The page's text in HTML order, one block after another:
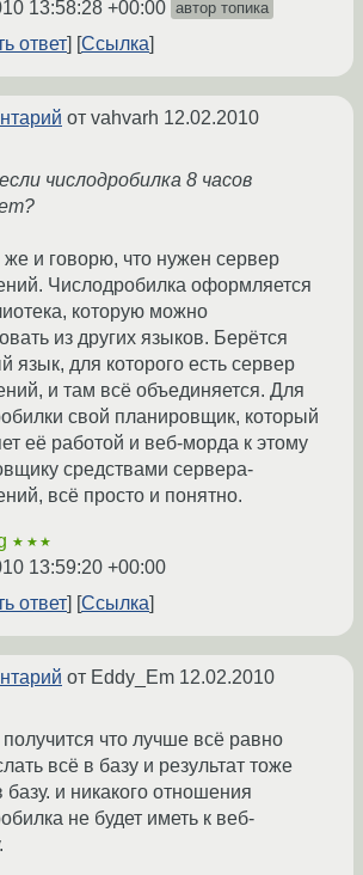
13:58:28 +00:00 автор топика
ответ Ссылка
от vahvarh 12.02.2010
числодробилка 8 часов
же и говорю, что нужен сервер
Числодробилка оформляется
которую можно
из других языков. Берётся
язык, для которого есть сервер
и там всё объединяется. Для
свой планировщик, который
её работой и веб-морда к этому
средствами сервера-
всё просто и понятно.
★★★
13:59:20 +00:00
ответ
Ссылка
от Eddy_Em 12.02.2010
получится что лучше всё равно
всё в базу и результат тоже
базу. и никакого отношения
не будет иметь к веб-